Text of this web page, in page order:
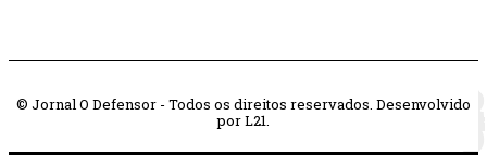
© Jornal O Defensor - Todos os direitos reservados. Desenvolvido
por L21.